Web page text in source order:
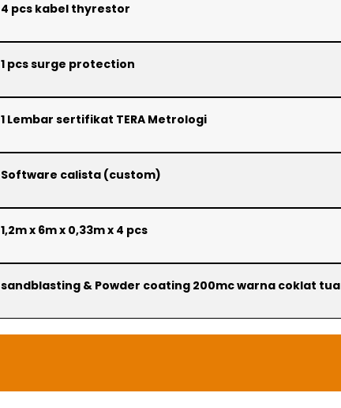
4 pcs kabel thyrestor
1 pcs surge protection
1 Lembar sertifikat TERA Metrologi
Software calista (custom)
1,2m x 6m x 0,33m x 4 pcs
sandblasting & Powder coating 200mc warna coklat tua